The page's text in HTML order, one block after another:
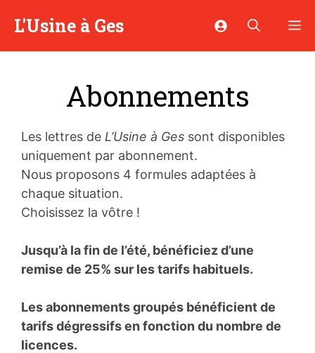
L'Usine à Ges
Abonnements
Les lettres de L’Usine à Ges sont disponibles
uniquement par abonnement.
Nous proposons 4 formules adaptées à
chaque situation.
Choisissez la vôtre !
Jusqu’à la fin de l’été, bénéficiez d’une
remise de 25% sur les tarifs habituels.
Les abonnements groupés bénéficient de
tarifs dégressifs en fonction du nombre de
licences.